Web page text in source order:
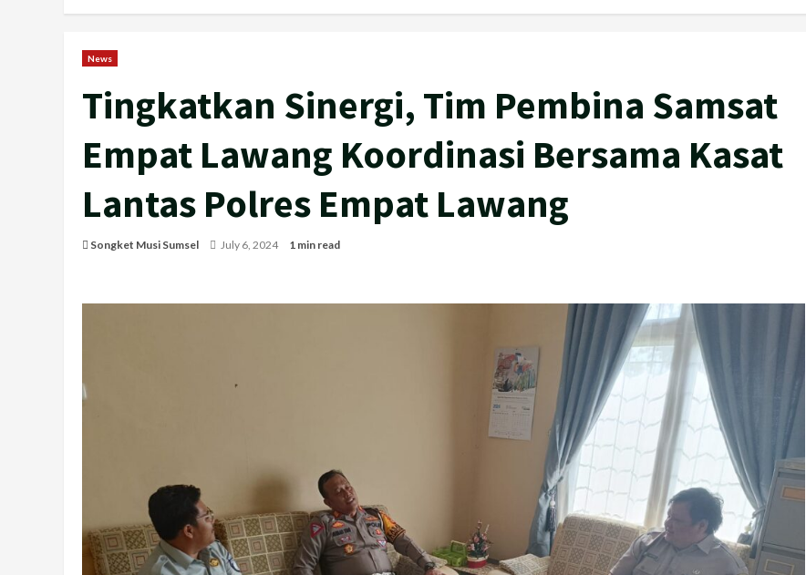
News
Tingkatkan Sinergi, Tim Pembina Samsat
Empat Lawang Koordinasi Bersama Kasat
Lantas Polres Empat Lawang
Songket Musi Sumsel July 6, 2024 1 min read